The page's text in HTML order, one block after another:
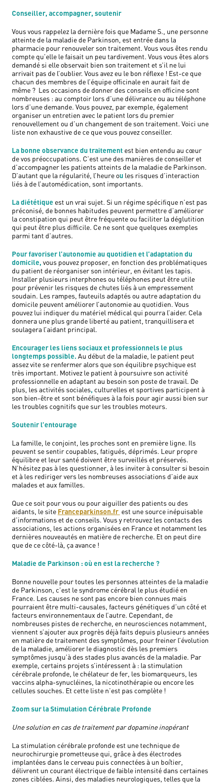
Conseiller, accompagner, soutenir
Vous vous rappelez la dernière fois que Madame S., une personne
atteinte de la maladie de Parkinson, est entrée dans la
pharmacie pour renouveler son traitement. Vous vous êtes rendu
compte qu’elle le faisait un peu tardivement. Vous vous êtes alors
demandé si elle observait bien son traitement et s’il ne lui
arrivait pas de l’oublier. Vous avez eu le bon réflexe ! Est-ce que
chacun des membres de l’équipe officinale en aurait fait de
même ? Les occasions de donner des conseils en officine sont
nombreuses : au comptoir lors d’une délivrance ou au téléphone
lors d’une demande. Vous pouvez, par exemple, également
organiser un entretien avec le patient lors du premier
renouvellement ou d’un changement de son traitement. Voici une
liste non exhaustive de ce que vous pouvez conseiller.
La bonne observance du traitement est bien entendu au cœur
de vos préoccupations. C’est une des manières de conseiller et
d’accompagner les patients atteints de la maladie de Parkinson.
D’autant que la régularité, l’heure ou les risques d’interaction
liés à de l’automédication, sont importants.
La diététique est un vrai sujet. Si un régime spécifique n’est pas
préconisé, de bonnes habitudes peuvent permettre d’améliorer
la constipation qui peut être fréquente ou faciliter la déglutition
qui peut être plus difficile. Ce ne sont que quelques exemples
parmi tant d’autres.
Pour favoriser l’autonomie au quotidien et l’adaptation du
domicile, vous pouvez proposer, en fonction des problématiques
du patient de réorganiser son intérieur, en évitant les tapis.
Installer plusieurs interphones ou téléphones peut être utile
pour prévenir les risques de chutes liés à un empressement
soudain. Les rampes, fauteuils adaptés ou autre adaptation du
domicile peuvent améliorer l’autonomie au quotidien. Vous
pouvez lui indiquer du matériel médical qui pourra l’aider. Cela
donnera une plus grande liberté au patient, tranquillisera et
soulagera l’aidant principal.
Encourager les liens sociaux et professionnels le plus
longtemps possible. Au début de la maladie, le patient peut
assez vite se renfermer alors que son équilibre psychique est
très important. Motivez le patient à poursuivre son activité
professionnelle en adaptant au besoin son poste de travail. De
plus, les activités sociales, culturelles et sportives participent à
son bien-être et sont bénéfiques à la fois pour agir aussi bien sur
les troubles cognitifs que sur les troubles moteurs.
Soutenir l’entourage
La famille, le conjoint, les proches sont en première ligne. Ils
peuvent se sentir coupables, fatigués, déprimés. Leur propre
équilibre et leur santé doivent être surveillés et préservés.
N’hésitez pas à les questionner, à les inviter à consulter si besoin
et à les rediriger vers les nombreuses associations d’aide aux
malades et aux familles.
Que ce soit pour vous ou pour aiguiller des patients ou des
aidants, le site Franceparkinson.fr est une source inépuisable
d’informations et de conseils. Vous y retrouvez les contacts des
associations, les actions organisées en France et notamment les
dernières nouveautés en matière de recherche. Et on peut dire
que de ce côté-là, ça avance !
Maladie de Parkinson : où en est la recherche ?
Bonne nouvelle pour toutes les personnes atteintes de la maladie
de Parkinson, c’est le syndrome cérébral le plus étudié en
France. Les causes ne sont pas encore bien connues mais
pourraient être multi-causales, facteurs génétiques d’un côté et
facteurs environnementaux de l’autre. Cependant, de
nombreuses pistes de recherche, en neurosciences notamment,
viennent s’ajouter aux progrès déjà faits depuis plusieurs années
en matière de traitement des symptômes, pour freiner l’évolution
de la maladie, améliorer le diagnostic dès les premiers
symptômes jusqu’à des stades plus avancés de la maladie. Par
exemple, certains projets s’intéressent à : la stimulation
cérébrale profonde, le chélateur de fer, les biomarqueurs, les
vaccins alpha-synucléines, la nicotinothérapie ou encore les
cellules souches. Et cette liste n’est pas complète !
Zoom sur la Stimulation Cérébrale Profonde
Une solution en cas de traitement par dopamine inopérant
La stimulation cérébrale profonde est une technique de
neurochirurgie prometteuse qui, grâce à des électrodes
implantées dans le cerveau puis connectées à un boîtier,
délivrent un courant électrique de faible intensité dans certaines
zones ciblées. Ainsi, des maladies neurologiques, telles que la